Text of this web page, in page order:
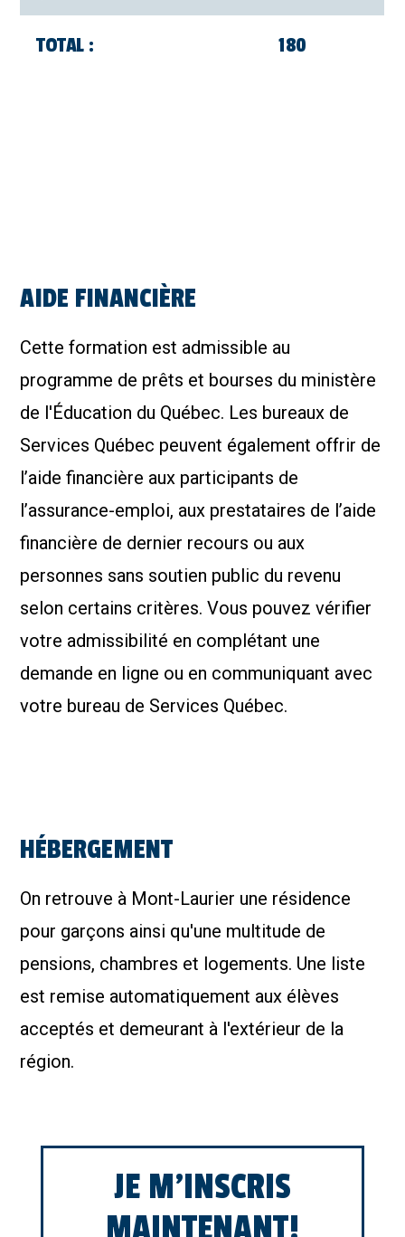
TOTAL : 180
AIDE FINANCIÈRE
Cette formation est admissible au
programme de prêts et bourses du ministère
de l'Éducation du Québec. Les bureaux de
Services Québec peuvent également offrir de
l’aide financière aux participants de
l’assurance-emploi, aux prestataires de l’aide
financière de dernier recours ou aux
personnes sans soutien public du revenu
selon certains critères. Vous pouvez vérifier
votre admissibilité en complétant une
demande en ligne ou en communiquant avec
votre bureau de Services Québec.
HÉBERGEMENT
On retrouve à Mont-Laurier une résidence
pour garçons ainsi qu'une multitude de
pensions, chambres et logements. Une liste
est remise automatiquement aux élèves
acceptés et demeurant à l'extérieur de la
région.
JE M'INSCRIS
MAINTENANT!